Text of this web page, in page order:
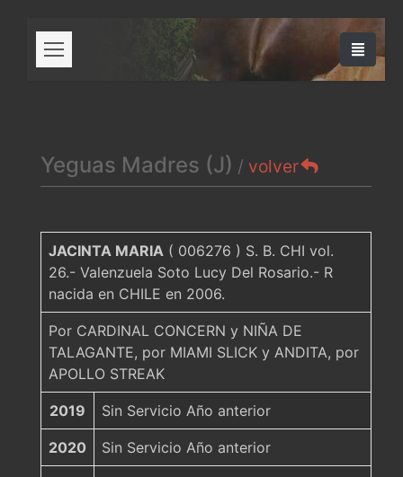
Yeguas Madres (J) / volver
JACINTA MARIA ( 006276 ) S. B. CHI vol.
26.- Valenzuela Soto Lucy Del Rosario.- R
nacida en CHILE en 2006.
Por CARDINAL CONCERN y NIÑA DE
TALAGANTE, por MIAMI SLICK y ANDITA, por
APOLLO STREAK
2019 Sin Servicio Año anterior
2020 Sin Servicio Año anterior